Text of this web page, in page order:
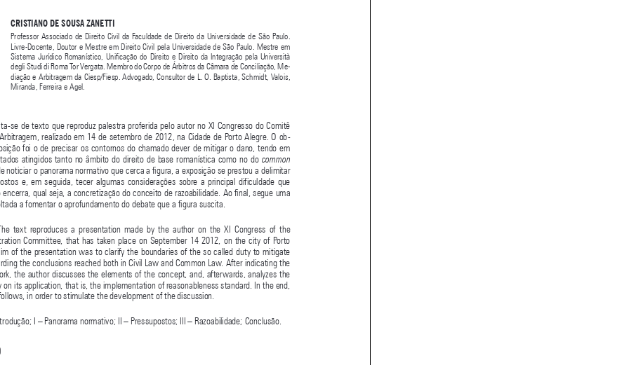









 











Doutrina Nacional
A Mitigação do Dano e Alocação da Responsabilidade1*
CRISTIANO DE SOUSA ZANETTI
diação e Arbitragem da Ciesp/Fiesp. Advogado, Consultor de L. O. Baptista, Schmidt, Valois,
Miranda, Ferreira e Agel.
RESUMO: Trata-se de texto que reproduz palestra proferida pelo autor no XI Congresso do Comitê
Brasileiro de Arbitragem, realizado em 14 de setembro de 2012, na Cidade de Porto Alegre. O ob
-
jetivo da exposição foi o de precisar os contornos do chamado dever de mitigar o dano, tendo em
vista os resultados atingidos tanto no âmbito do direito de base romanística como no do common
law. Depois de noticiar o panorama normativo que cerca a figura, a exposição se prestou a delimitar
seus  pressupostos  e,  em  seguida,  tecer  algumas  considerações  sobre  a  principal  dificuldade  que
sua aplicação encerra, qual seja, a concretização do conceito de razoabilidade. Ao final, segue uma
ABSTRACT:  The  text  reproduces  a  presentation  made  by  the  author  on  the  XI  Congress  of  the
Brazilian  Arbitration  Committee,  that  has  taken  place  on  September  14  2012,  on  the  city  of  Porto
Alegre. The aim of the presentation was to clarify the boundaries of the so called duty to mitigate
the loss, regarding the conclusions reached both in Civil Law and Common Law. After indicating the
legal framework, the author discusses the elements of the concept, and, afterwards, analyzes the
main difficulty on its application, that is, the implementation of reasonableness standard. In the end,
a conclusion follows, in order to stimulate the development of the discussion.
SUMÁRIO: Introdução; I – Panorama normativo; II – Pressupostos; III – Razoabilidade; Conclusão.
INTRODUÇÃO